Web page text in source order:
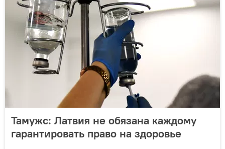
Тамужс: Латвия не обязана каждому
гарантировать право на здоровье